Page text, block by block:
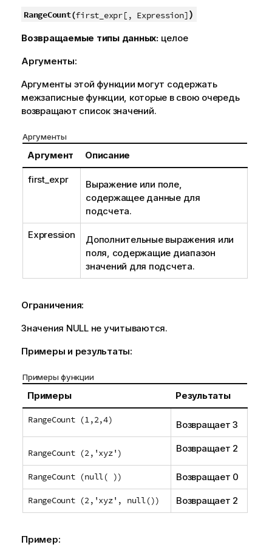
RangeCount(first_expr[, Expression])
Возвращаемые типы данных: целое
Аргументы:
Аргументы этой функции могут содержать
межзаписные функции, которые в свою очередь
возвращают список значений.
Аргументы
Аргумент Описание
first_expr
Выражение или поле,
содержащее данные для
подсчета.
Expression
Дополнительные выражения или
поля, содержащие диапазон
значений для подсчета.
Ограничения:
Значения NULLне учитываются.
Примеры и результаты:
Примеры функции
Примеры Результаты
RangeCount (1,2,4) Возвращает 3
RangeCount (2,'xyz') Возвращает 2
RangeCount (null( )) Возвращает 0
RangeCount (2,'xyz', null()) Возвращает 2
Пример: